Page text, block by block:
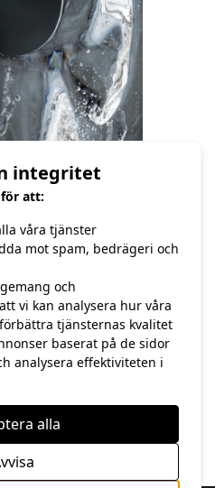
AF 180/3,5 EX DG
IF HSM)
NÄSTA
integritet
att:
våra tjänster
mot spam, bedrägeri och
och
vi kan analysera hur våra
tjänsternas kvalitet
baserat på de sidor
analysera effektiviteten i
alla